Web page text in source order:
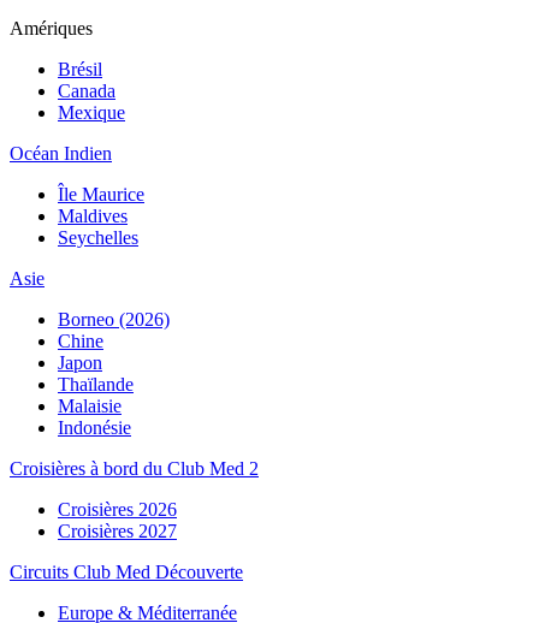
Amériques
Brésil
Canada
Mexique
Océan Indien
Île Maurice
Maldives
Seychelles
Asie
Borneo (2026)
Chine
Japon
Thaïlande
Malaisie
Indonésie
Croisières à bord du Club Med 2
Croisières 2026
Croisières 2027
Circuits Club Med Découverte
Europe & Méditerranée